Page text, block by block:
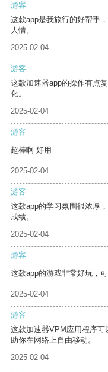
游客
这款app是我旅行的好帮手
人情。
2025-02-04
游客
这款加速器app的操作有点
化。
2025-02-04
游客
超棒啊 好用
2025-02-04
游客
这款app的学习氛围很浓厚
成绩。
2025-02-04
游客
这款app的游戏非常好玩，
2025-02-04
游客
这款加速器VPM应用程序
助你在网络上自由移动。
2025-02-04